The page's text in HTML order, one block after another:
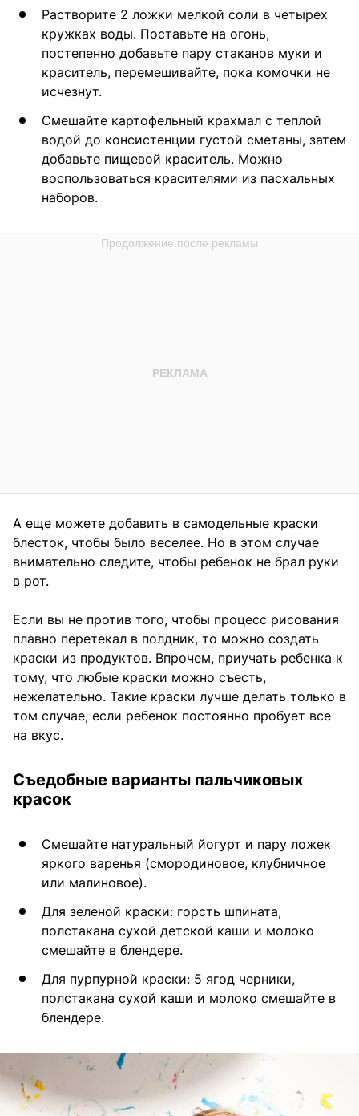
Растворите 2 ложки мелкой соли в четырех
кружках воды. Поставьте на огонь,
постепенно добавьте пару стаканов муки и
краситель, перемешивайте, пока комочки не
исчезнут.
Смешайте картофельный крахмал с теплой
водой до консистенции густой сметаны, затем
добавьте пищевой краситель. Можно
воспользоваться красителями из пасхальных
наборов.
А еще можете добавить в самодельные краски
блесток, чтобы было веселее. Но в этом случае
внимательно следите, чтобы ребенок не брал руки
в рот.
Если вы не против того, чтобы процесс рисования
плавно перетекал в полдник, то можно создать
краски из продуктов. Впрочем, приучать ребенка к
тому, что любые краски можно съесть,
нежелательно. Такие краски лучше делать только в
том случае, если ребенок постоянно пробует все
на вкус.
Съедобные варианты пальчиковых
красок
Смешайте натуральный йогурт и пару ложек
яркого варенья (смородиновое, клубничное
или малиновое).
Для зеленой краски: горсть шпината,
полстакана сухой детской каши и молоко
смешайте в блендере.
Для пурпурной краски: 5 ягод черники,
полстакана сухой каши и молоко смешайте в
блендере.